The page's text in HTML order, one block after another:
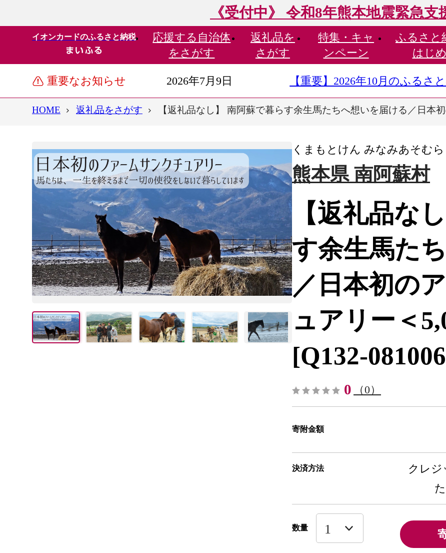
《受付中》 令和8年熊本地震緊急支
イオンカードのふるさと納税 応援する 自治体
をさがす
返礼品を
さがす
特集・ キャ
ンペーン
ふるさと
はじ
重要なお知らせ 2026年7月9日 【重要】2026年10月のふるさ
HOME 返礼品をさがす 【返礼品なし】 南阿蘇で暮らす余生馬たちへ想いを届ける／日本
くまもとけん みなみあそむら
熊本県 南阿蘇村
【返礼品な
す余生馬た
／日本初の
ュアリー＜
[Q132-
0 （0）
寄附金額
決済方法
クレジ
数量